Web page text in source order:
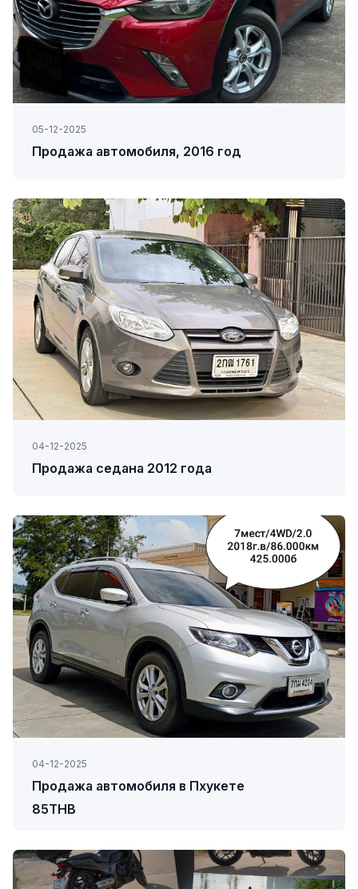
05-12-2025
Продажа автомобиля, 2016 год
04-12-2025
Продажа седана 2012 года
04-12-2025
Продажа автомобиля в Пхукете
85THB